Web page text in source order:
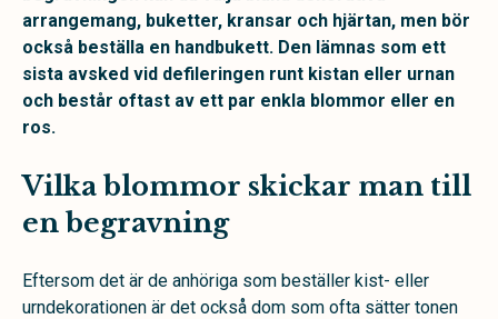
arrangemang, buketter, kransar och hjärtan, men bör
också beställa en handbukett. Den lämnas som ett
sista avsked vid defileringen runt kistan eller urnan
och består oftast av ett par enkla blommor eller en
ros.
Vilka blommor skickar man till
en begravning
Eftersom det är de anhöriga som beställer kist- eller
urndekorationen är det också dom som ofta sätter tonen